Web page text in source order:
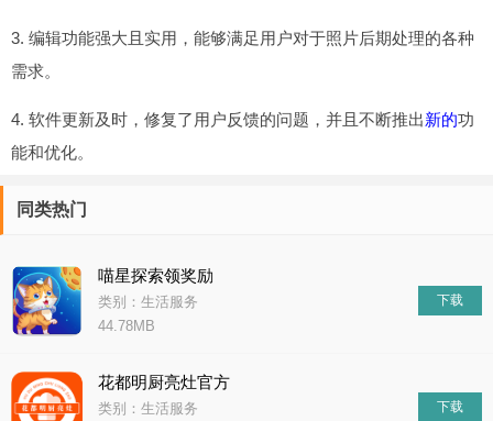
3. 编辑功能强大且实用，能够满足用户对于照片后期处理的各种
需求。
4. 软件更新及时，修复了用户反馈的问题，并且不断推出新的功
能和优化。
同类热门
喵星探索领奖励
类别：生活服务
44.78MB
下载
花都明厨亮灶官方
类别：生活服务
下载